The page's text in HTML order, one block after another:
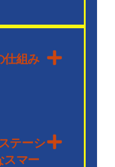
仕組み
テーシ
スマー